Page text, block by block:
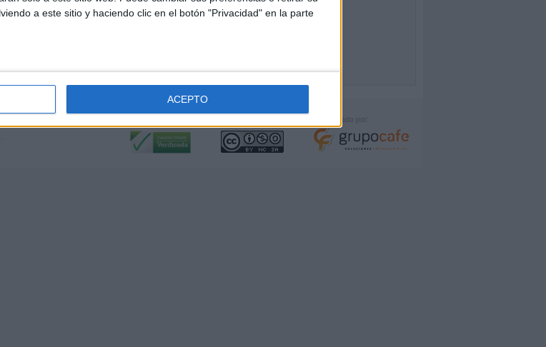
a este sitio y haciendo clic en el botón "Privacidad" en la parte
ACEPTO